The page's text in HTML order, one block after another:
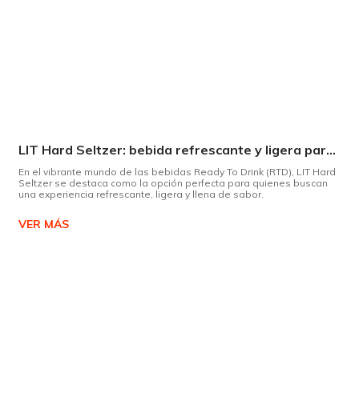
LIT Hard Seltzer: bebida refrescante y ligera para disfrutar de este verano
En el vibrante mundo de las bebidas Ready To Drink (RTD), LIT Hard
Seltzer se destaca como la opción perfecta para quienes buscan
una experiencia refrescante, ligera y llena de sabor.
VER MÁS